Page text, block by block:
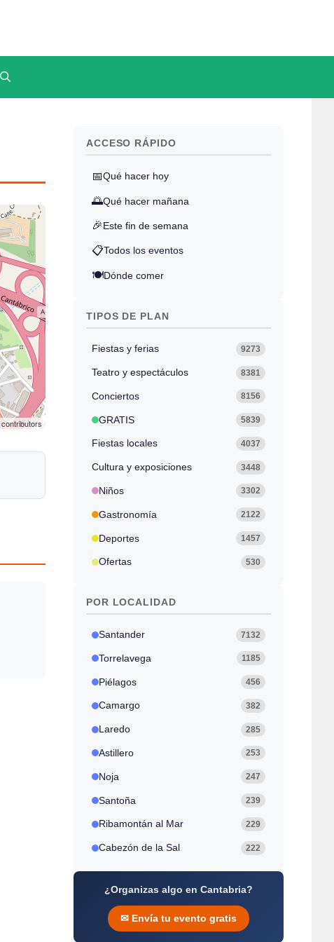
contributors
ACCESO RÁPIDO
📅Qué hacer hoy
🌅Qué hacer mañana
🎉Este fin de semana
📋Todos los eventos
🍽️Dónde comer
TIPOS DE PLAN
Fiestas y ferias 9273
Teatro y espectáculos 8381
Conciertos 8156
GRATIS 5839
Fiestas locales 4037
Cultura y exposiciones 3448
Niños 3302
Gastronomía 2122
Deportes 1457
Ofertas 530
POR LOCALIDAD
Santander 7132
Torrelavega 1185
Piélagos 456
Camargo 382
Laredo 285
Astillero 253
Noja 247
Santoña 239
Ribamontán al Mar 229
Cabezón de la Sal 222
¿Organizas algo en Cantabria?
✉ Envía tu evento gratis